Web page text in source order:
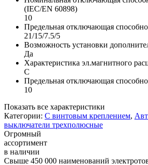
(IEC/EN 60898)
10
Предельная отключающая
21/15/7.5/5
Возможность установки
Да
Характеристика эл.магнитного
C
Предельная отключающая
10
Показать все характеристики
Категории: С винтовым креплением,
выключатели трехполюсные
Огромный
ассортимент
в наличии
Свыше 450 000 наименований